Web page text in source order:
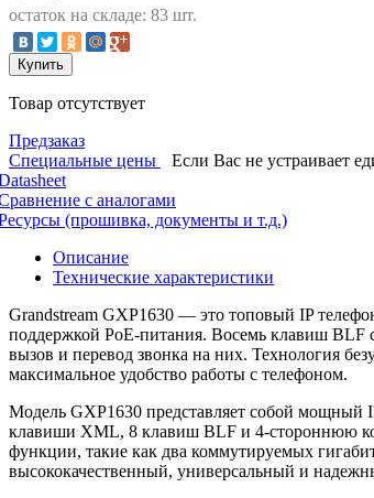
остаток на складе: 83 шт.
Купить
Товар отсутствует
Предзаказ
Специальные цены
Если Вас не устраивает
с аналогами
(прошивка, документы и т.д.)
Описание
Технические характеристики
Grandstream GXP1630 — это топовый IP
поддержкой PoE-питания. Восемь клавиш BLF
вызов и перевод звонка на них. Технология
максимальное удобство работы с телефоном.
Модель GXP1630 представляет собой мощный
клавиши XML, 8 клавиш BLF и 4-стороннюю
функции, такие как два коммутируемых
высококачественный, универсальный и